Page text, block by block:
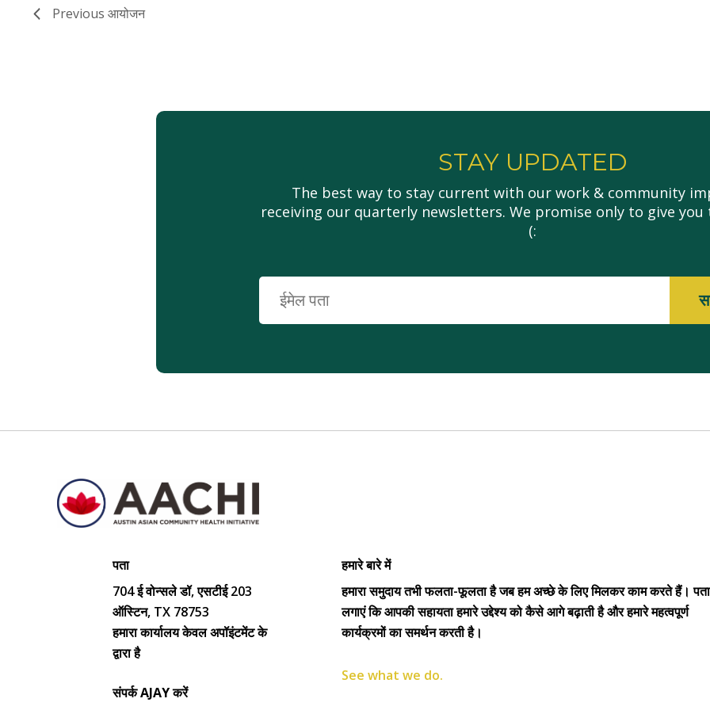
Previous आयोजन
STAY UPDATED
The best way to stay current with our work & community
receiving our quarterly newsletters. We promise only to give
(:
पता
704 ई वोन्सले डॉ, एसटीई 203
ऑस्टिन, TX 78753
हमारा कार्यालय केवल अपॉइंटमेंट के
द्वारा है
संपर्क AJAY करें
हमारे बारे में
हमारा समुदाय तभी फलता-फूलता है जब हम अच्छे के लिए मिलकर काम करते हैं। पता
लगाएं कि आपकी सहायता हमारे उद्देश्य को कैसे आगे बढ़ाती है और हमारे महत्वपूर्ण
कार्यक्रमों का समर्थन करती है।
See what we do.